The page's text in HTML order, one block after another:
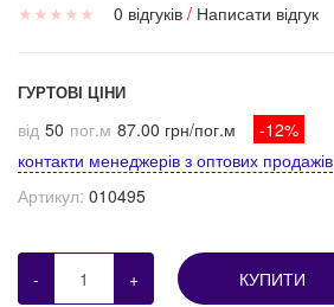
★ ★ ★ ★ ★ 0 відгуків / Написати відгук
ГУРТОВІ ЦІНИ
від 50 пог.м 87.00 грн/пог.м
-12%
контакти менеджерів з оптових продажів
Артикул: 010495
- + КУПИТИ